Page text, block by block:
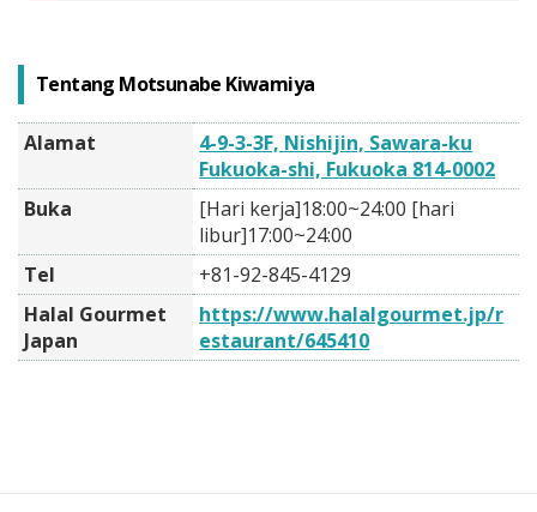
Tentang Motsunabe Kiwamiya
Alamat
4-9-3-3F, Nishijin, Sawara-ku
Fukuoka-shi, Fukuoka 814-0002
Buka
[Hari kerja]18:00~24:00 [hari
libur]17:00~24:00
Tel
+81-92-845-4129
Halal Gourmet
Japan
https://www.halalgourmet.jp/r
estaurant/645410